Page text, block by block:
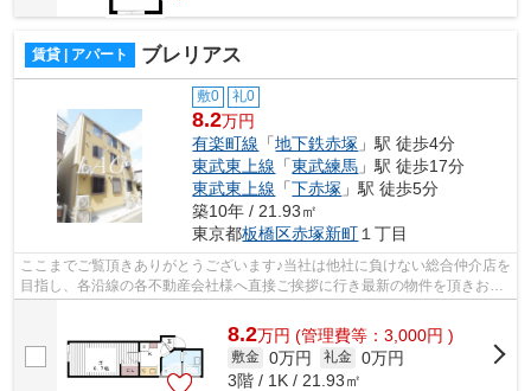
賃貸 | アパート ブレリアス
敷0 礼0
8.2万円
有楽町線 「地下鉄赤塚 」駅 徒歩4分
東武東上線 「東武練馬 」駅 徒歩17分
東武東上線 「下赤塚 」駅 徒歩5分
築10年 / 21.93㎡
東京都板橋区赤塚新町 １丁目
ここまでご覧頂きありがとうございます♪当社は他社に負けない総合仲介店を
目指し、各沿線の各不動産会社様へ直接ご挨拶に行き最新の物件を頂きお客
8.2万円 (管理費等：3,000円 )
敷金 0万円 礼金 0万円
3階 / 1K / 21.93㎡